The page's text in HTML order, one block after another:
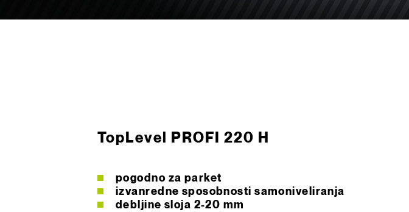
TopLevel PROFI 220 H
pogodno za parket
izvanredne sposobnosti samoniveliranja
debljine sloja 2-20 mm